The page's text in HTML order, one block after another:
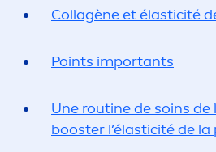
Collagène et élasticité
Points importants
Une routine de soins
booster l’élasticité de la